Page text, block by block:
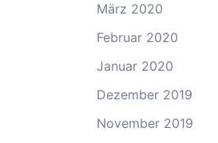
März 2020
Februar 2020
Januar 2020
Dezember 2019
November 2019